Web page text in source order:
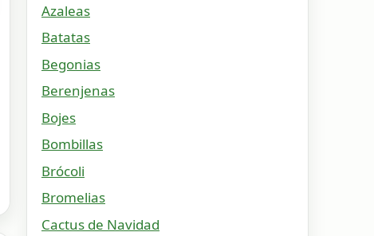
Azaleas
Batatas
Begonias
Berenjenas
Bojes
Bombillas
Brócoli
Bromelias
Cactus de Navidad